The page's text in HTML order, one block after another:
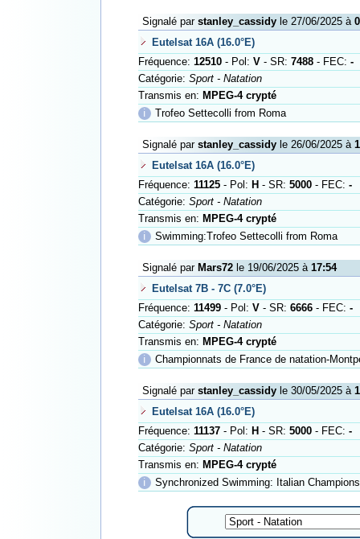
Signalé par stanley_cassidyle 27/06/2025 à
Eutelsat 16A (16.0°E)
Fréquence: 12510- Pol: V- SR: 7488- FEC: -
Catégorie: Sport - Natation
Transmis en: MPEG-4 crypté
ℹ
Trofeo Settecolli from Roma
Signalé par stanley_cassidyle 26/06/2025 à
Eutelsat 16A (16.0°E)
Fréquence: 11125- Pol: H - SR: 5000- FEC: -
Catégorie: Sport - Natation
Transmis en: MPEG-4 crypté
ℹ
Swimming:Trofeo Settecolli from Roma
Signalé par Mars72le 19/06/2025 à 17:54
Eutelsat 7B - 7C (7.0°E)
Fréquence: 11499- Pol: V- SR: 6666- FEC: -
Catégorie: Sport - Natation
Transmis en: MPEG-4 crypté
ℹ
Championnats de France de natation-
Signalé par stanley_cassidyle 30/05/2025 à
Eutelsat 16A (16.0°E)
Fréquence: 11137- Pol: H - SR: 5000- FEC: -
Catégorie: Sport - Natation
Transmis en: MPEG-4 crypté
ℹ
Synchronized Swimming: Italian